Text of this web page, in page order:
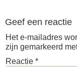
Geef een reactie
Het e-mailadres
zijn gemarkeerd
Reactie *